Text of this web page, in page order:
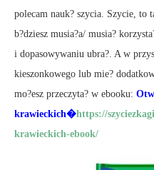
polecam nauk? szycia. Szycie,
b?dziesz musia?a/ musia?
i dopasowywaniu ubra?. A w
kieszonkowego lub mie?
mo?esz przeczyta? w ebooku:
krawieckich�https://
krawieckich-ebook/